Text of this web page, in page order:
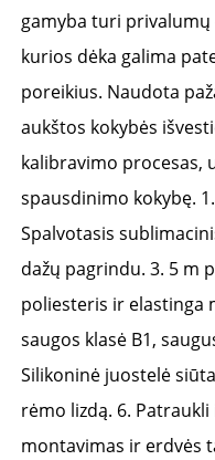
gamyba turi privalumų
kurios dėka galima
poreikius. Naudota
aukštos kokybės
kalibravimo procesas,
spausdinimo kokybę.
Spalvotasis
dažų pagrindu. 3. 5 m
poliesteris ir elastinga
saugos klasė B1,
Silikoninė juostelė
rėmo lizdą. 6.
montavimas ir erdvės